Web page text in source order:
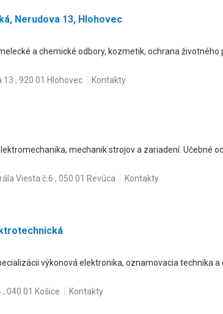
Nerudova 13, Hlohovec
a chemické odbory, kozmetik, ochrana
13 , 920 01 Hlohovec Kontakty
mechanik strojov a zariadení. Učebné
Viesta č.6 , 050 01 Revúca Kontakty
výkonová elektronika, oznamovacia technika
040 01 Košice Kontakty